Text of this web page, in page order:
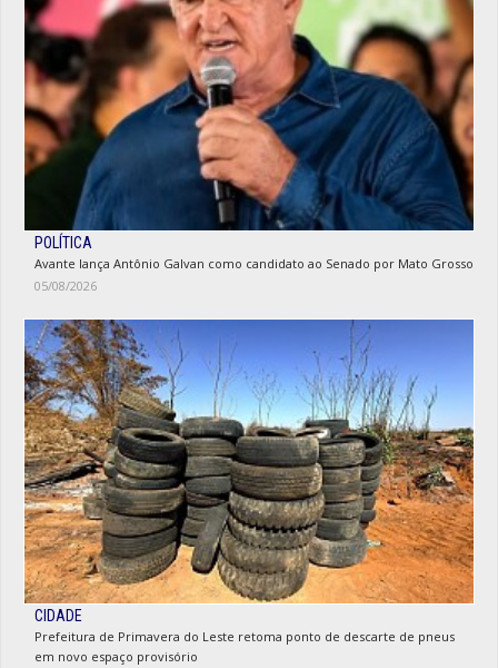
POLÍTICA
Avante lança Antônio Galvan como candidato ao Senado por Mato Grosso
05/08/2026
CIDADE
Prefeitura de Primavera do Leste retoma ponto de descarte de pneus
em novo espaço provisório